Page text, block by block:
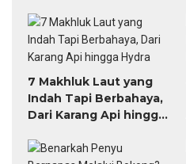
7 Makhluk Laut yang
Indah Tapi Berbahaya,
Dari Karang Api hingga